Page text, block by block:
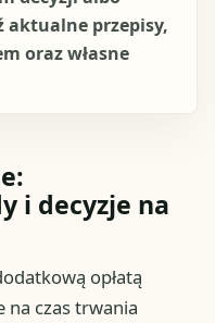
aktualne przepisy,
oraz własne
i decyzje na
opłatą
na czas trwania